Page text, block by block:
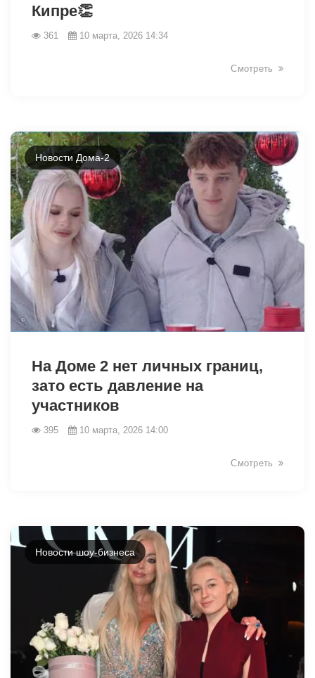
Кипре👏
361 10 марта, 2026 14:34
Смотреть
Новости Дома-2
На Доме 2 нет личных границ,
зато есть давление на
участников
395 10 марта, 2026 14:00
Смотреть
Новости шоу-бизнеса